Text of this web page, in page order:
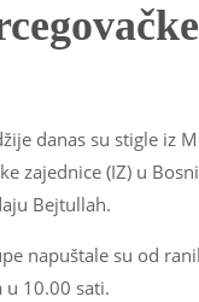
danas su stigle iz
zajednice (IZ) u
Bejtullah.
napuštale su od
u 10.00 sati.